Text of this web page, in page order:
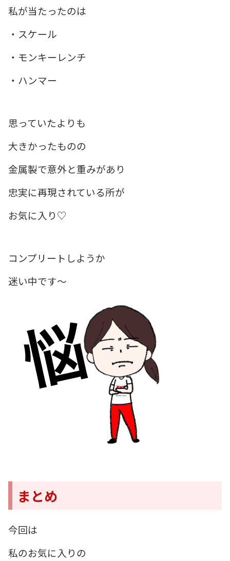
私が当たったのは
・スケール
・モンキーレンチ
・ハンマー
思っていたよりも
大きかったものの
金属製で意外と重みがあり
忠実に再現されている所が
お気に入り♡
コンプリートしようか
迷い中です～
まとめ
今回は
私のお気に入りの